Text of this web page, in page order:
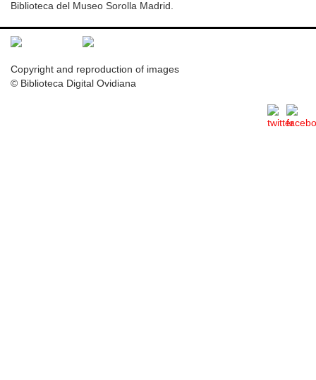
Biblioteca del Museo Sorolla Madrid.
Copyright and reproduction of images
© Biblioteca Digital Ovidiana